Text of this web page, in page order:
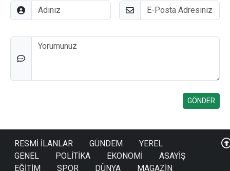
Adınız E-Posta
Düşünceleriniz
RESMİ İLANLAR GÜNDEM
YEREL
GENEL
POLİTİKA EKONOMİ
ASAYİŞ
EĞİTİM
SPOR DÜNYA
MAGAZİN